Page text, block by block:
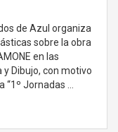
de Azul organiza
sobre la obra
en las
Dibujo, con motivo
“1º Jornadas …